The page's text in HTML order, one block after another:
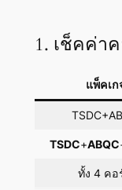
1. เช็คค่า
แพ็คเก
TSDC+ABQC
ทั้ง 4 คอ